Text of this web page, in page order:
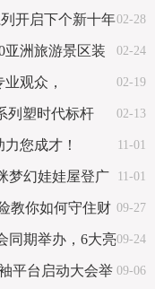
02-28
开启下个新十年
02-24
亚洲旅游景区装
02-19
观众，
02-13
列塑时代标杆
11-01
您成才！
11-01
梦幻娃娃屋登广
09-27
教你如何守住财
09-24
同期举办，6大亮
09-06
平台启动大会举